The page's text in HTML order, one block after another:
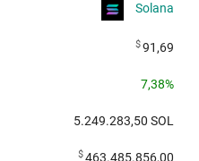
Solana
$91,69
7,38%
5.249.283,50 SOL
$463.485.856,00